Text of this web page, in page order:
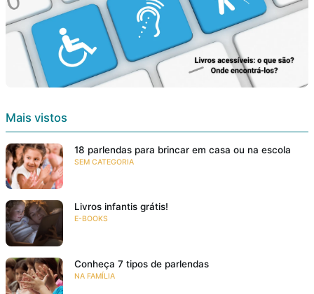
Mais vistos
18 parlendas para brincar em casa ou na escola
SEM CATEGORIA
Livros infantis grátis!
E-BOOKS
Conheça 7 tipos de parlendas
NA FAMÍLIA